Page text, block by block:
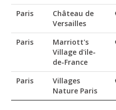
Paris
Château de
Versailles
Paris
Marriott's
Village d'ile-
de-France
Paris
Villages
Nature Paris